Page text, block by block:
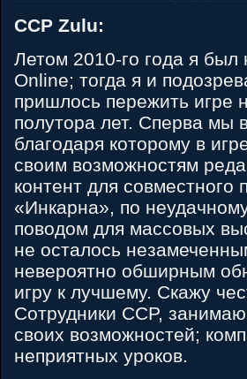
CCP Zulu:
Летом 2010-го года я
Online; тогда я и
пришлось пережить игре
полутора лет. Сперва мы
благодаря которому в
своим возможностям
контент для
«Инкарна», по
поводом для массовых
не осталось
невероятно обширным
игру к лучшему. Скажу
Сотрудники CCP,
своих возможностей;
неприятных уроков.